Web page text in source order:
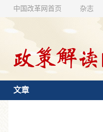
中国改革网首页 杂志
文章